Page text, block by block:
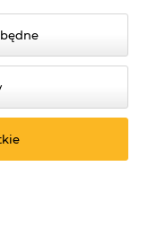
zastrzeżone.
Shoper.pl